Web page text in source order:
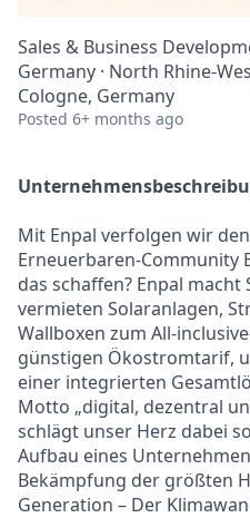
Sales & Business
Germany · North Rhine-
Cologne, Germany
Posted 6+ months ago
Mit Enpal verfolgen wir
Erneuerbaren-Community
das schaffen? Enpal
vermieten Solaranlagen,
Wallboxen zum All-
günstigen Ökostromtarif,
einer integrierten
Motto „digital, dezentral
schlägt unser Herz dabei
Aufbau eines
Bekämpfung der größten
Generation – Der